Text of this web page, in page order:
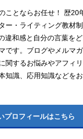
ことならお任せ！ 歴20
ー・ライティング教材
違和感と自分の言葉をど
です。ブログやメルマ
関するお悩みやアフィ
知識、応用知識などを
プロフィールはこちら